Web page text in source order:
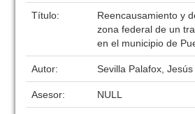
Título:
Reencausamiento y
zona federal de un
en el municipio de
Autor: Sevilla Palafox, Jesús
Asesor: NULL